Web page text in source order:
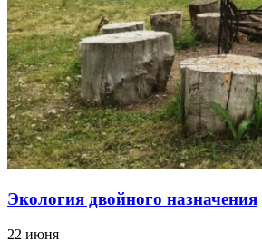
Экология двойного назначения
22 июня